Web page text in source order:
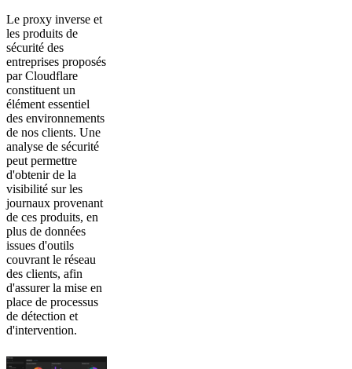
Le proxy inverse et
les produits de
sécurité des
entreprises proposés
par Cloudflare
constituent un
élément essentiel
des environnements
de nos clients. Une
analyse de sécurité
peut permettre
d'obtenir de la
visibilité sur les
journaux provenant
de ces produits, en
plus de données
issues d'outils
couvrant le réseau
des clients, afin
d'assurer la mise en
place de processus
de détection et
d'intervention.